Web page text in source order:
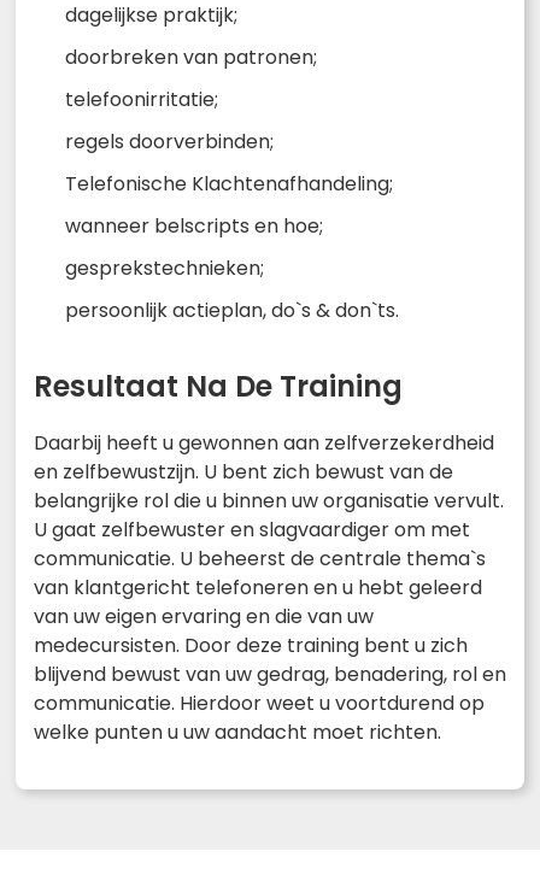
dagelijkse praktijk;
doorbreken van patronen;
telefoonirritatie;
regels doorverbinden;
Telefonische Klachtenafhandeling;
wanneer belscripts en hoe;
gesprekstechnieken;
persoonlijk actieplan, do`s & don`ts.
Resultaat Na De Training
Daarbij heeft u gewonnen aan zelfverzekerdheid
en zelfbewustzijn. U bent zich bewust van de
belangrijke rol die u binnen uw organisatie vervult.
U gaat zelfbewuster en slagvaardiger om met
communicatie. U beheerst de centrale thema`s
van klantgericht telefoneren en u hebt geleerd
van uw eigen ervaring en die van uw
medecursisten. Door deze training bent u zich
blijvend bewust van uw gedrag, benadering, rol en
communicatie. Hierdoor weet u voortdurend op
welke punten u uw aandacht moet richten.